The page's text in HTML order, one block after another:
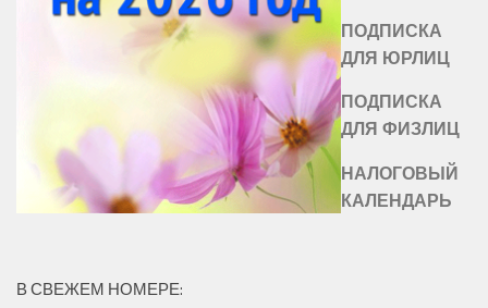
ПОДПИСКА
ДЛЯ ЮРЛИЦ
ПОДПИСКА
ДЛЯ ФИЗЛИЦ
НАЛОГОВЫЙ
КАЛЕНДАРЬ
В СВЕЖЕМ НОМЕРЕ: